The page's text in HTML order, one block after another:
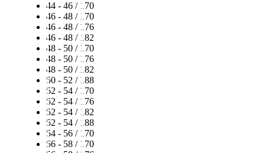
44 - 46 / 170
46 - 48 / 170
46 - 48 / 176
46 - 48 / 182
48 - 50 / 170
48 - 50 / 176
48 - 50 / 182
50 - 52 / 188
52 - 54 / 170
52 - 54 / 176
52 - 54 / 182
52 - 54 / 188
54 - 56 / 170
56 - 58 / 170